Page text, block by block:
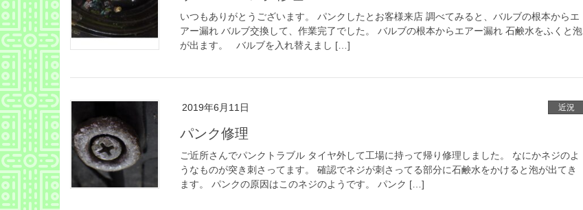
いつもありがとうございます。 パンクしたとお客様来店 調べてみると、バルブの根本からエ
アー漏れ バルブ交換して、作業完了でした。 バルブの根本からエアー漏れ 石鹸水をふくと泡
が出ます。 バルブを入れ替えまし […]
2019年6月11日 近況
パンク修理
ご近所さんでパンクトラブル タイヤ外して工場に持って帰り修理しました。 なにかネジのよ
うなものが突き刺さってます。 確認でネジが刺さってる部分に石鹸水をかけると泡が出てき
ます。 パンクの原因はこのネジのようです。 パンク […]